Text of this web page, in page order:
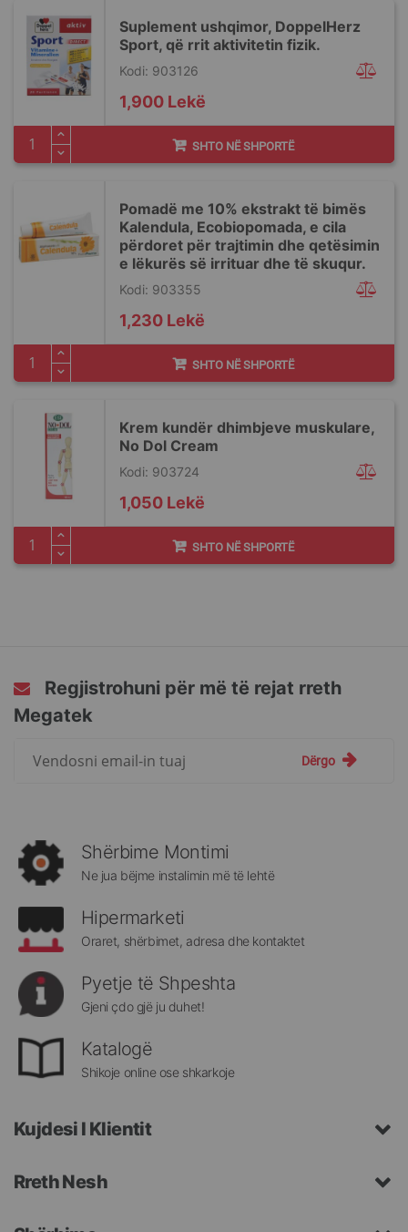
Suplement ushqimor, DoppelHerz
Sport, që rrit aktivitetin fizik.
Kodi: 903126
1,900 Lekë
SHTO NË SHPORTË
Pomadë me 10% ekstrakt të bimës
Kalendula, Ecobiopomada, e cila
përdoret për trajtimin dhe qetësimin
e lëkurës së irrituar dhe të skuqur.
Kodi: 903355
1,230 Lekë
SHTO NË SHPORTË
Krem kundër dhimbjeve muskulare,
No Dol Cream
Kodi: 903724
1,050 Lekë
SHTO NË SHPORTË
Regjistrohuni për më të rejat rreth
Megatek
rreth
Megatek:
Dërgo
Shërbime Montimi
Ne jua bëjme instalimin më të lehtë
Hipermarketi
Oraret, shërbimet, adresa dhe kontaktet
Pyetje të Shpeshta
Gjeni çdo gjë ju duhet!
Katalogë
Shikoje online ose shkarkoje
Kujdesi I Klientit
Rreth Nesh